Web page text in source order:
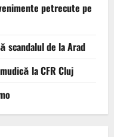
petrecute pe
scandalul de la Arad
la CFR Cluj